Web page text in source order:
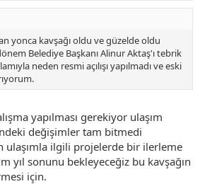
yonca kavşağı oldu ve güzelde oldu
Belediye Başkanı Alinur Aktaş'ı tebrik
neden resmi açılışı yapılmadı ve eski
yapılması gerekiyor ulaşım
değişimler tam bitmedi
ulaşımla ilgili projelerde bir ilerleme
yıl sonunu bekleyeceğiz bu kavşağın
için.